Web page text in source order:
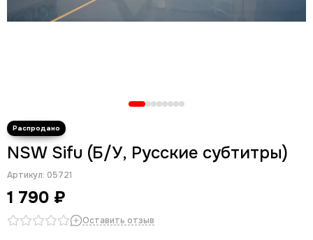
NSW Sifu (Б/У, Русские субтитры)
Артикул: 05721
1 790 ₽
Оставить отзыв